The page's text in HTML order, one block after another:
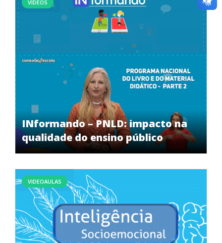
INformando – PNLD: impacto na
qualidade do ensino público
VÍDEOS
VIDEOAULAS